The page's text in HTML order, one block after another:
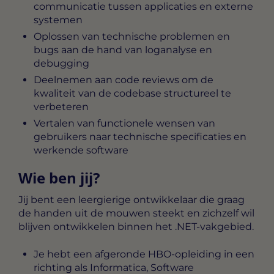
communicatie tussen applicaties en externe
systemen
Oplossen van technische problemen en
bugs aan de hand van loganalyse en
debugging
Deelnemen aan code reviews om de
kwaliteit van de codebase structureel te
verbeteren
Vertalen van functionele wensen van
gebruikers naar technische specificaties en
werkende software
Wie ben jij?
Jij bent een leergierige ontwikkelaar die graag
de handen uit de mouwen steekt en zichzelf wil
blijven ontwikkelen binnen het .NET-vakgebied.
Je hebt een afgeronde HBO-opleiding in een
richting als Informatica, Software